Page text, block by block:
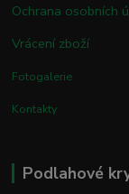
Ochrana osobních
Vrácení zboží
Fotogalerie
Kontakty
Podlahové